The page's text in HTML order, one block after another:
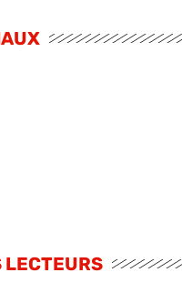
LECTEURS